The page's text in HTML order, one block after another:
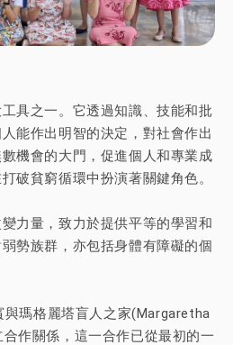
具之一。它透過知識、技能和批
能作出明智的決定，對社會作出
機會的大門，促進個人和專業成
破貧窮循環中扮演著關鍵角色。
力量，致力於提供平等的學習和
勢族群，亦包括身體有障礙的個
與瑪格麗塔盲人之家(Margaretha
作關係，這一合作已從最初的一